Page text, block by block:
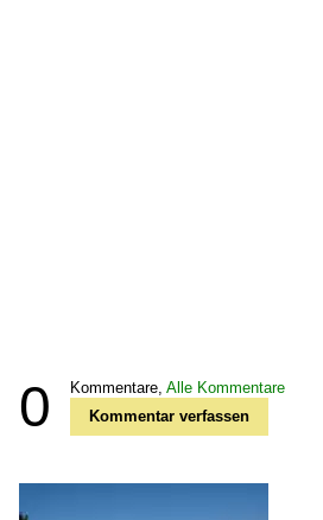
0 Kommentare, Alle Kommentare
Kommentar verfassen